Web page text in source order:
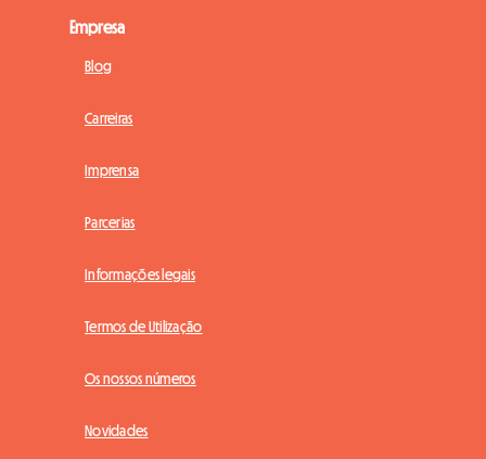
Empresa
Blog
Carreiras
Imprensa
Parcerias
Informações legais
Termos de Utilização
Os nossos números
Novidades